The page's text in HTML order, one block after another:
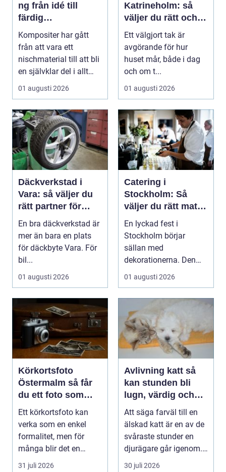
ng från idé till
färdig
högpresterande
produkt
Kompositer har gått
från att vara ett
nischmaterial till att bli
en självklar del i allt
från vindkr...
01 augusti 2026
Katrineholm: så
väljer du rätt och
får ett tak som
håller
Ett välgjort tak är
avgörande för hur
huset mår, både i dag
och om t...
01 augusti 2026
Däckverkstad i
Vara: så väljer du
rätt partner för
säker körning året
runt
En bra däckverkstad är
mer än bara en plats
för däckbyte Vara. För
bil...
01 augusti 2026
Catering i
Stockholm: Så
väljer du rätt mat
till ditt evenemang
En lyckad fest i
Stockholm börjar
sällan med
dekorationerna. Den
börjar i köket....
01 augusti 2026
Körkortsfoto
Östermalm så får
du ett foto som
alltid blir godkänt
Ett körkortsfoto kan
verka som en enkel
formalitet, men för
många blir det en
oväntad källa till str...
31 juli 2026
Avlivning katt så
kan stunden bli
lugn, värdig och
trygg
Att säga farväl till en
älskad katt är en av de
svåraste stunder en
djurägare går igenom.
Beslutet o...
30 juli 2026